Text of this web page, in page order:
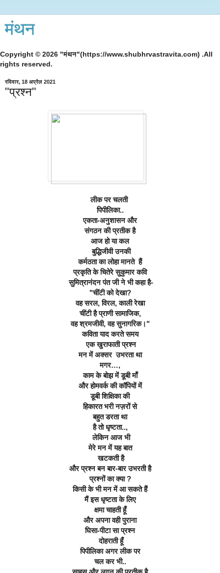
मंथन
Copyright © 2026 "मंथन"(https://www.shubhrvastravita.com) .All
rights reserved.
रविवार, 18 अप्रैल 2021
"प्रश्न"
लीक पर चलती
पिपीलिका..
एकता-अनुशासन और
संगठन की प्रतीक है
आज हो या कल
बुद्धिजीवी उनकी
कर्मठता का लोहा मानते  हैं
प्रकृति के चितेरे सुकुमार कवि
सुमित्रानंदन पंत जी ने भी कहा है-
"चींटी को देखा?
वह सरल, विरल, काली रेखा
चींटी है प्राणी सामाजिक,
वह श्रमजीवी, वह सुनागरिक।"
कविता याद करते समय
एक खुराफाती प्रश्न
मन में अक्सर  उभरता था
मगर…,
काम के बोझ में डूबी माँ
और होमवर्क की कॉपियों में
डूबी शिक्षिका की
हिकारत भरी नज़रों से
बहुत डरता था
है तो धृष्टता..,
लेकिन आज भी
मेरे मन में यह बात
खटकती है
और प्रश्न बन बार-बार उभरती है
प्रश्नों का क्या ?
किसी के भी मन में आ सकते हैं
मैं इस धृष्टता के लिए
क्षमा चाहती हूँ
और अपना वही पुराना
घिसा-पीटा सा प्रश्न
दोहराती हूँ
पिपीलिका अगर लीक पर
चल कर भी..